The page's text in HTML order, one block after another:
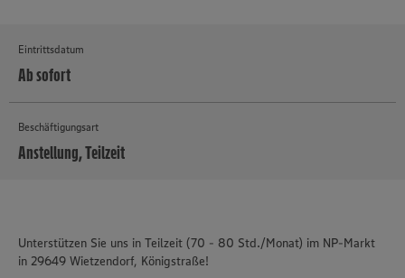
Eintrittsdatum
Ab sofort
Beschäftigungsart
Anstellung, Teilzeit
Unterstützen Sie uns in Teilzeit (70 - 80 Std./Monat) im NP-Markt
in 29649 Wietzendorf, Königstraße!